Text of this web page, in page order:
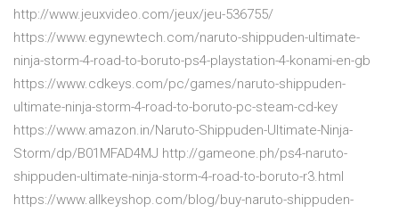
http://www.jeuxvideo.com/jeux/jeu-536755/
https://www.egynewtech.com/naruto-shippuden-ultimate-
ninja-storm-4-road-to-boruto-ps4-playstation-4-konami-en-gb
https://www.cdkeys.com/pc/games/naruto-shippuden-
ultimate-ninja-storm-4-road-to-boruto-pc-steam-cd-key
https://www.amazon.in/Naruto-Shippuden-Ultimate-Ninja-
Storm/dp/B01MFAD4MJ http://gameone.ph/ps4-naruto-
shippuden-ultimate-ninja-storm-4-road-to-boruto-r3.html
https://www.allkeyshop.com/blog/buy-naruto-shippuden-